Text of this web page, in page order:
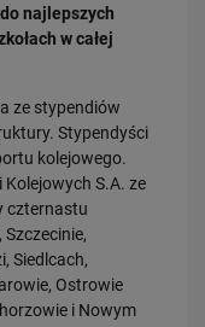
najlepszych
w całej
ze stypendiów
Stypendyści
kolejowego.
Kolejowych S.A. ze
czternastu
Siedlcach,
Ostrowie
i Nowym